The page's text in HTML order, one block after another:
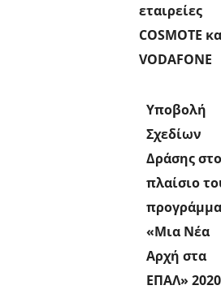
εταιρείες
COSMOTE
VODAFONE
Υποβολή
Σχεδίων
Δράσης στο
πλαίσιο
«Μια Νέα
Αρχή στα
ΕΠΑΛ»